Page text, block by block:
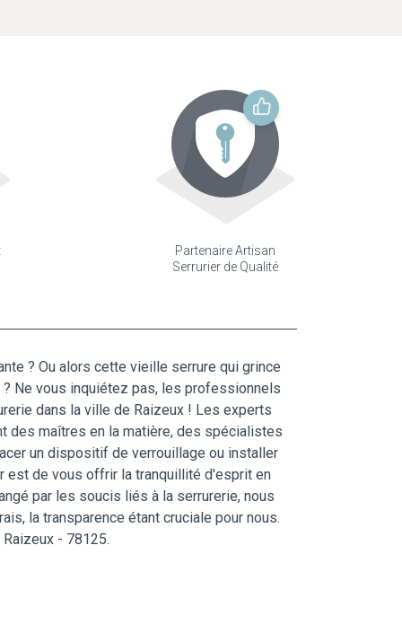
Partenaire Artisan
Serrurier de Qualité
? Ou alors cette vieille serrure qui grince
Ne vous inquiétez pas, les professionnels
dans la ville de Raizeux ! Les experts
des maîtres en la matière, des spécialistes
un dispositif de verrouillage ou installer
est de vous offrir la tranquillité d'esprit en
par les soucis liés à la serrurerie, nous
la transparence étant cruciale pour nous.
- 78125.